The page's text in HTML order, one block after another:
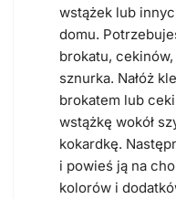
wstążek lub
domu.
brokatu,
sznurka. Nałóż
brokatem lub
wstążkę wokół
kokardkę.
i powieś ją na
kolorów i